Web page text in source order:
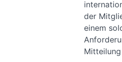
der
einem